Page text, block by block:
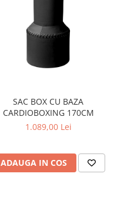
SAC BOX CU BAZA
CARDIOBOXING 170CM
1.089,00 Lei
ADAUGA IN COS